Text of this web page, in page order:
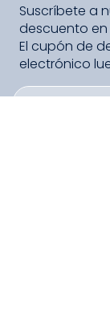
Suscríbete a
descuento
El cupón de
electrónico